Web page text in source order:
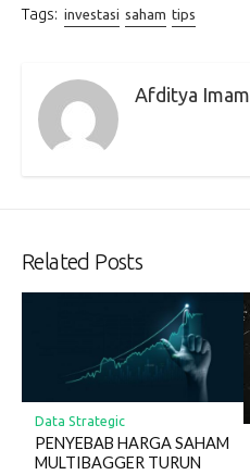
Tags: investasi saham tips
Afditya Imam
Related Posts
Data Strategic
PENYEBAB HARGA SAHAM
MULTIBAGGER TURUN